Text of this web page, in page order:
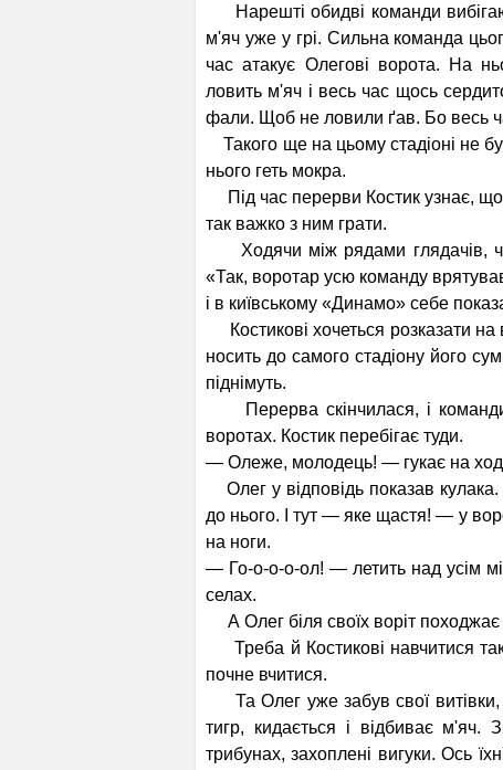
Нарешті обидві команди
м'яч уже у грі. Сильна команда
час атакує Олегові ворота. На
ловить м'яч і весь час щось
фали. Щоб не ловили ґав. Бо весь
Такого ще на цьому стадіоні не
нього геть мокра.
Під час перерви Костик узнає,
так важко з ним грати.
Ходячи між рядами глядачів,
«Так, воротар усю команду
і в київському «Динамо» себе
Костикові хочеться розказати
носить до самого стадіону його
піднімуть.
Перерва скінчилася, і команди
воротах. Костик перебігає туди.
— Олеже, молодець! — гукає на
Олег у відповідь показав
до нього. І тут — яке щастя! — у
на ноги.
— Го-о-о-о-ол! — летить над усім
селах.
А Олег біля своїх воріт
Треба й Костикові навчитися так
почне вчитися.
Та Олег уже забув свої витівки,
тигр, кидається і відбиває
трибунах, захоплені вигуки. Ось